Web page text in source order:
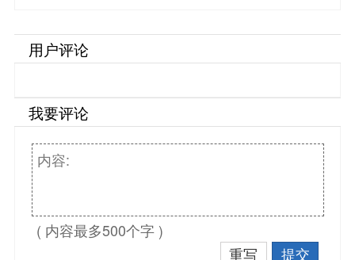
用户评论
我要评论
( 内容最多500个字 )
重写
提交